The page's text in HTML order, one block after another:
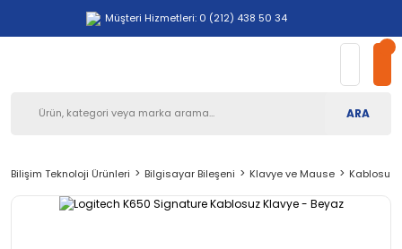
Müşteri Hizmetleri: 0 (212) 438 50 34
ARA
Bilişim Teknoloji Ürünleri Bilgisayar Bileşeni Klavye ve Mause Kablosuz